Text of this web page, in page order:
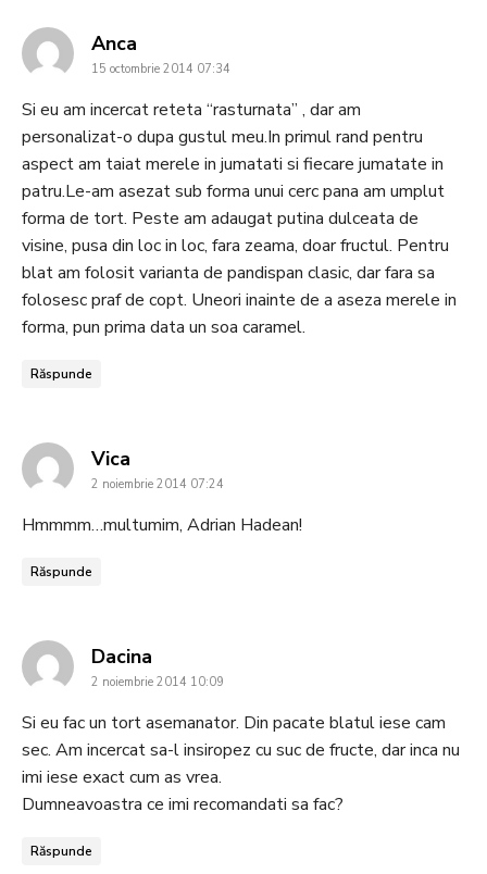
Anca
15 octombrie 2014 07:34
Si eu am incercat reteta “rasturnata” , dar am
personalizat-o dupa gustul meu.In primul rand pentru
aspect am taiat merele in jumatati si fiecare jumatate in
patru.Le-am asezat sub forma unui cerc pana am umplut
forma de tort. Peste am adaugat putina dulceata de
visine, pusa din loc in loc, fara zeama, doar fructul. Pentru
blat am folosit varianta de pandispan clasic, dar fara sa
folosesc praf de copt. Uneori inainte de a aseza merele in
forma, pun prima data un soa caramel.
Răspunde
Vica
2 noiembrie 2014 07:24
Hmmmm…multumim, Adrian Hadean!
Răspunde
Dacina
2 noiembrie 2014 10:09
Si eu fac un tort asemanator. Din pacate blatul iese cam
sec. Am incercat sa-l insiropez cu suc de fructe, dar inca nu
imi iese exact cum as vrea.
Dumneavoastra ce imi recomandati sa fac?
Răspunde